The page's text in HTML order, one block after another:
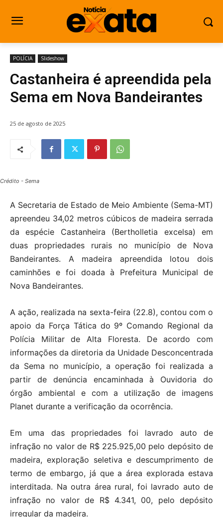
POLÍCIA Slideshow
Castanheira é apreendida pela
Sema em Nova Bandeirantes
25 de agosto de 2025
Crédito - Sema
A Secretaria de Estado de Meio Ambiente (Sema-MT)
apreendeu 34,02 metros cúbicos de madeira serrada
da espécie Castanheira (Bertholletia excelsa) em
duas propriedades rurais no município de Nova
Bandeirantes. A madeira apreendida lotou dois
caminhões e foi doada à Prefeitura Municipal de
Nova Bandeirantes.
A ação, realizada na sexta-feira (22.8), contou com o
apoio da Força Tática do 9º Comando Regional da
Polícia Militar de Alta Floresta. De acordo com
informações da diretoria da Unidade Desconcentrada
da Sema no município, a operação foi realizada a
partir de denúncia encaminhada à Ouvidoria do
órgão ambiental e com a utilização de imagens
Planet durante a verificação da ocorrência.
Em uma das propriedades foi lavrado auto de
infração no valor de R$ 225.925,00 pelo depósito de
madeira, exploração seletiva e descumprimento de
termo de embargo, já que a área explorada estava
interditada. Na outra área rural, foi lavrado auto de
infração no valor de R$ 4.341, 00, pelo depósito
irregular da madeira.